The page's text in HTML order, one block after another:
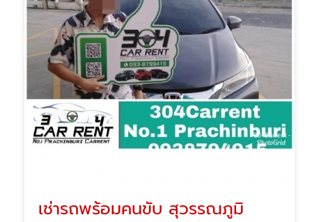
เช่ารถพร้อมคนขับ สุวรรณภูมิ